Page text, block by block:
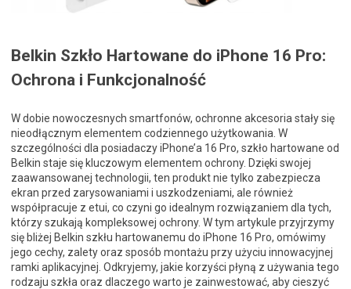
Belkin Szkło Hartowane do iPhone 16 Pro:
Ochrona i Funkcjonalność
W dobie nowoczesnych smartfonów, ochronne akcesoria stały się
nieodłącznym elementem codziennego użytkowania. W
szczególności dla posiadaczy iPhone’a 16 Pro, szkło hartowane od
Belkin staje się kluczowym elementem ochrony. Dzięki swojej
zaawansowanej technologii, ten produkt nie tylko zabezpiecza
ekran przed zarysowaniami i uszkodzeniami, ale również
współpracuje z etui, co czyni go idealnym rozwiązaniem dla tych,
którzy szukają kompleksowej ochrony. W tym artykule przyjrzymy
się bliżej Belkin szkłu hartowanemu do iPhone 16 Pro, omówimy
jego cechy, zalety oraz sposób montażu przy użyciu innowacyjnej
ramki aplikacyjnej. Odkryjemy, jakie korzyści płyną z używania tego
rodzaju szkła oraz dlaczego warto je zainwestować, aby cieszyć